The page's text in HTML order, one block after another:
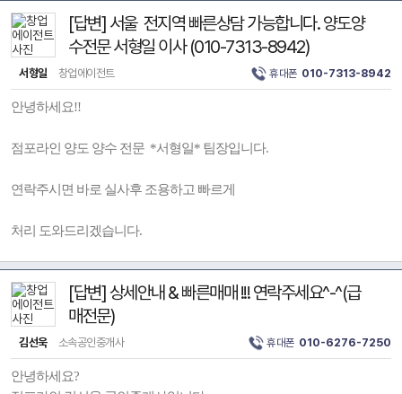
[답변] 서울 전지역 빠른상담 가능합니다. 양도양
수전문 서형일 이사 (010-7313-8942)
서형일 창업에이전트 휴대폰 010-7313-8942
안녕하세요!!
점포라인 양도 양수 전문 *서형일* 팀장입니다.
연락주시면 바로 실사후 조용하고 빠르게
처리 도와드리겠습니다.
[답변] 상세안내 & 빠른매매 !!! 연락주세요^-^(급
매전문)
김선욱 소속공인중개사 휴대폰 010-6276-7250
안녕하세요?